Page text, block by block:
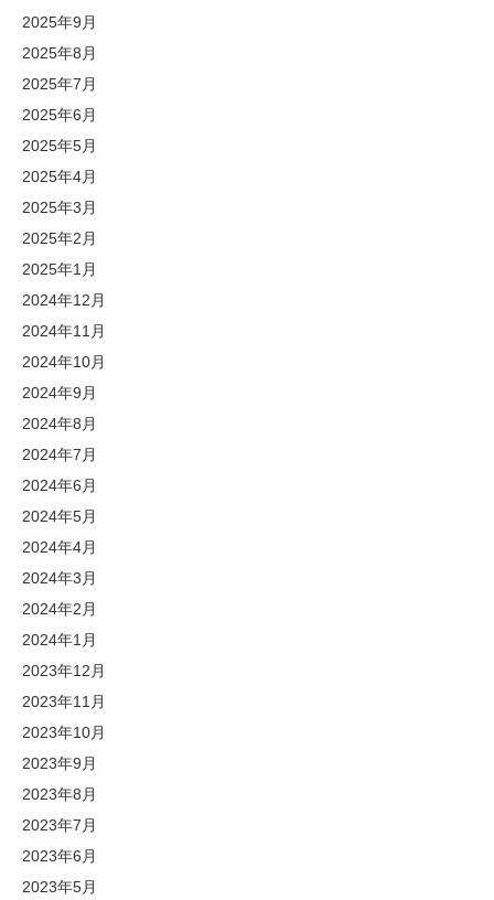
2025年9月
2025年8月
2025年7月
2025年6月
2025年5月
2025年4月
2025年3月
2025年2月
2025年1月
2024年12月
2024年11月
2024年10月
2024年9月
2024年8月
2024年7月
2024年6月
2024年5月
2024年4月
2024年3月
2024年2月
2024年1月
2023年12月
2023年11月
2023年10月
2023年9月
2023年8月
2023年7月
2023年6月
2023年5月